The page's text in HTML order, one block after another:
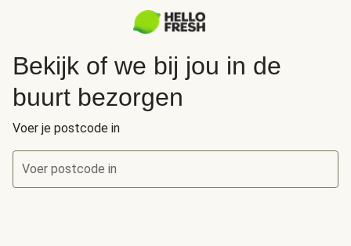
Bekijk of we bij jou in de
buurt bezorgen
Voer je postcode in
Voer postcode in